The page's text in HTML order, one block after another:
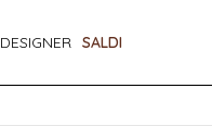
DESIGNER SALDI